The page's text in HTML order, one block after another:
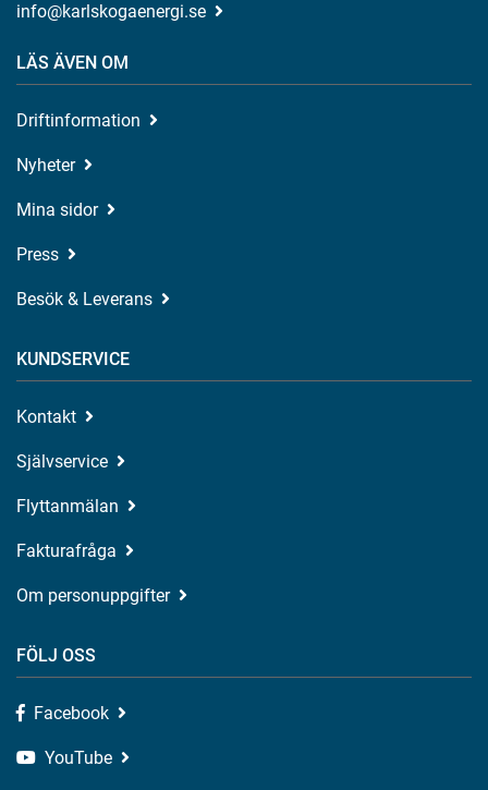
info@karlskogaenergi.se
LÄS ÄVEN OM
Driftinformation
Nyheter
Mina sidor
Press
Besök & Leverans
KUNDSERVICE
Kontakt
Självservice
Flyttanmälan
Fakturafråga
Om personuppgifter
FÖLJ OSS
Facebook
YouTube